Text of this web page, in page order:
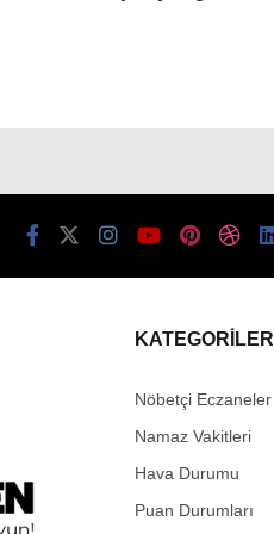
KATEGORİLER
Nöbetçi Eczaneler
Namaz Vakitleri
Hava Durumu
Puan Durumları